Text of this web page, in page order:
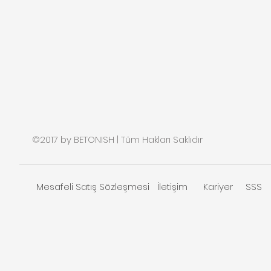
©2017 by BETONISH | Tüm Hakları Saklıdır
Mesafeli Satış Sözleşmesi İletişim Kariyer SSS